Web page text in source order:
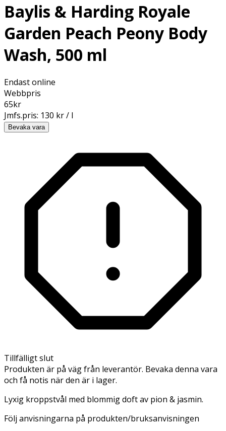
Baylis & Harding Royale
Garden Peach Peony Body
Wash, 500 ml
Endast online
Webbpris
65kr
Jmfs.pris: 130 kr / l
Bevaka vara
Tillfälligt slut
Produkten är på väg från leverantör. Bevaka denna vara
och få notis när den är i lager.
Lyxig kroppstvål med blommig doft av pion & jasmin.
Följ anvisningarna på produkten/bruksanvisningen